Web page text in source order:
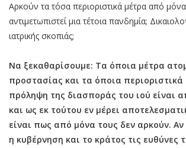
Αρκούν τα τόσα περιοριστικά μέτρα από
αντιμετωπιστεί μια τέτοια πανδημία;
ιατρικής σκοπιάς;
Να ξεκαθαρίσουμε: Τα όποια μέτρα
προστασίας και τα όποια περιοριστικά
πρόληψη της διασποράς του ιού είναι
και ως εκ τούτου εν μέρει
είναι πως από μόνα τους δεν αρκούν.
η κυβέρνηση και το κράτος τις ευθύνες